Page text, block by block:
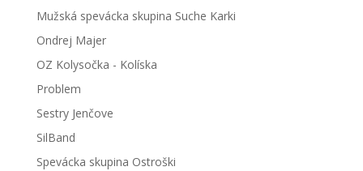
Mužská spevácka skupina Suche Karki
Ondrej Majer
OZ Kolysočka - Kolíska
Problem
Sestry Jenčove
SilBand
Spevácka skupina Ostroški